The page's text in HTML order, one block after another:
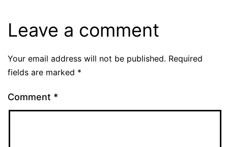
Leave a comment
Your email address will not be published. Required
fields are marked *
Comment *